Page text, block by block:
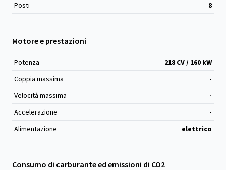
Posti
8
Motore e prestazioni
Potenza
218 CV / 160 kW
Coppia massima
-
Velocità massima
-
Accelerazione
-
Alimentazione
elettrico
Consumo di carburante ed emissioni di CO2